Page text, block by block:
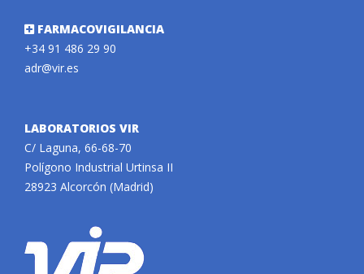
FARMACOVIGILANCIA
+34 91 486 29 90
adr@vir.es
LABORATORIOS VIR
C/ Laguna, 66-68-70
Polígono Industrial Urtinsa II
28923 Alcorcón (Madrid)